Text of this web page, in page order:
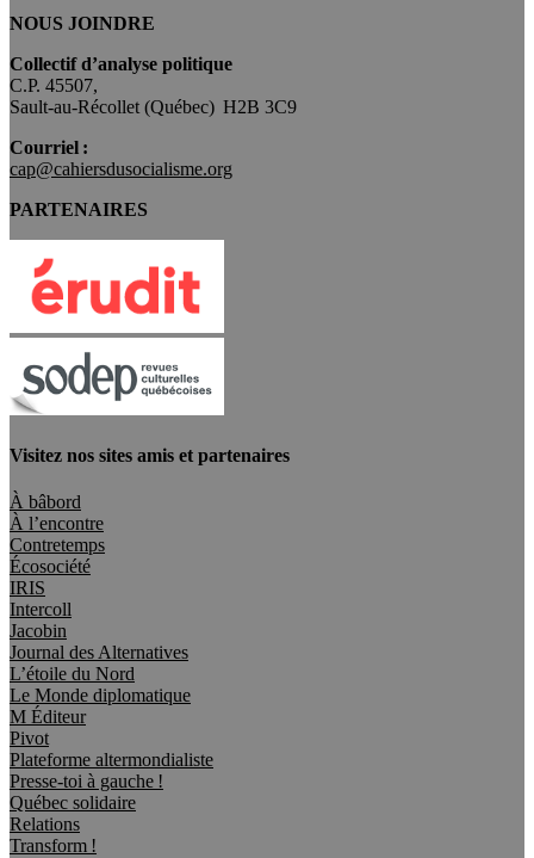
NOUS JOINDRE
Collectif d’analyse politique
C.P. 45507,
Sault-au-Récollet (Québec) H2B 3C9
Courriel :
cap@cahiersdusocialisme.org
PARTENAIRES
Visitez nos sites amis et partenaires
À bâbord
À l’encontre
Contretemps
Écosociété
IRIS
Intercoll
Jacobin
Journal des Alternatives
L’étoile du Nord
Le Monde diplomatique
M Éditeur
Pivot
Plateforme altermondialiste
Presse-toi à gauche !
Québec solidaire
Relations
Transform !